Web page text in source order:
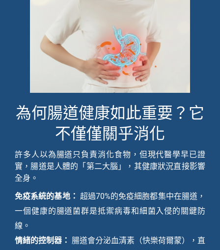
為何腸道健康如此重要？它
不僅僅關乎消化
許多人以為腸道只負責消化食物，但現代醫學早已證
實，腸道是人體的「第二大腦」，其健康狀況直接影響
全身。
免疫系統的基地： 超過70%的免疫細胞都集中在腸道，
一個健康的腸道菌群是抵禦病毒和細菌入侵的關鍵防
線。
情緒的控制器： 腸道會分泌血清素（快樂荷爾蒙），直